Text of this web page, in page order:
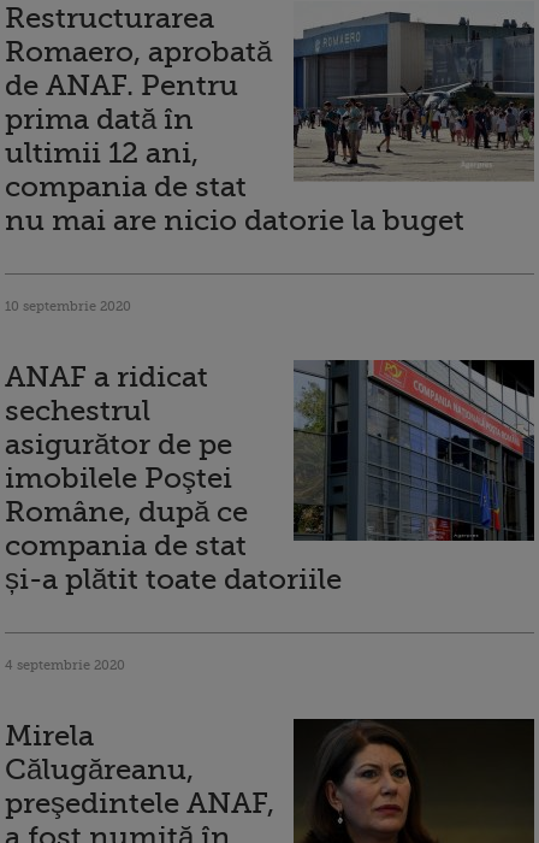
Restructurarea
Romaero, aprobată
de ANAF. Pentru
prima dată în
ultimii 12 ani,
compania de stat
nu mai are nicio datorie la buget
10 septembrie 2020
ANAF a ridicat
sechestrul
asigurător de pe
imobilele Poştei
Române, după ce
compania de stat
și-a plătit toate datoriile
4 septembrie 2020
Mirela
Călugăreanu,
preşedintele ANAF,